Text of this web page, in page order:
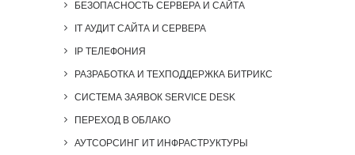
БЕЗОПАСНОСТЬ СЕРВЕРА И САЙТА
IT АУДИТ САЙТА И СЕРВЕРА
IP ТЕЛЕФОНИЯ
РАЗРАБОТКА И ТЕХПОДДЕРЖКА БИТРИКС
СИСТЕМА ЗАЯВОК SERVICE DESK
ПЕРЕХОД В ОБЛАКО
АУТСОРСИНГ ИТ ИНФРАСТРУКТУРЫ